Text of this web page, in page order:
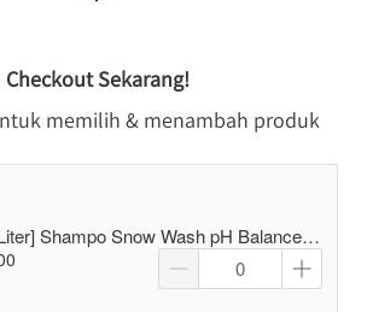
Checkout Sekarang!
memilih & menambah produk
[1,2 Liter] Shampo Snow Wash pH Balance Bonus Spons 1 pcs